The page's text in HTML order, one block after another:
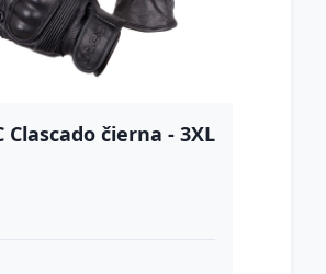
Clascado čierna - 3XL